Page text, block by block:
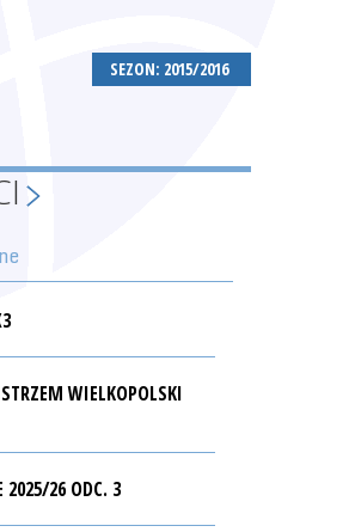
SEZON: 2015/2016
WIELKOPOLSKI
2025/26 ODC. 3